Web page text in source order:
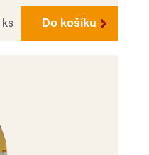
ks
Do košíku